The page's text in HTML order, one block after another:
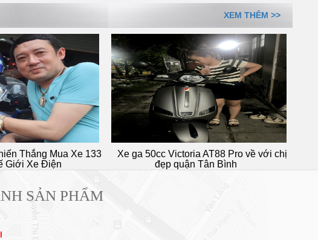
XEM THÊM >>
Victoria AT88 Pro về với chị
quận Tân Bình
Em trai lựa chọn xe đạp điện Aima G5 tại
72 Nguyễn Thái Sơn Gò Vấp
SẢN PHẨM